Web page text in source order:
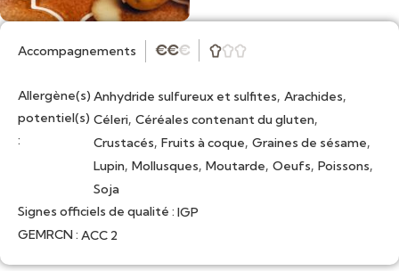
Accompagnements ★★★ 
Allergène(s)
potentiel(s)
:
Anhydride sulfureux et sulfites, Arachides,
Céleri, Céréales contenant du gluten,
Crustacés, Fruits à coque, Graines de sésame,
Lupin, Mollusques, Moutarde, Oeufs, Poissons,
Soja
Signes officiels de qualité : IGP
GEMRCN : ACC 2